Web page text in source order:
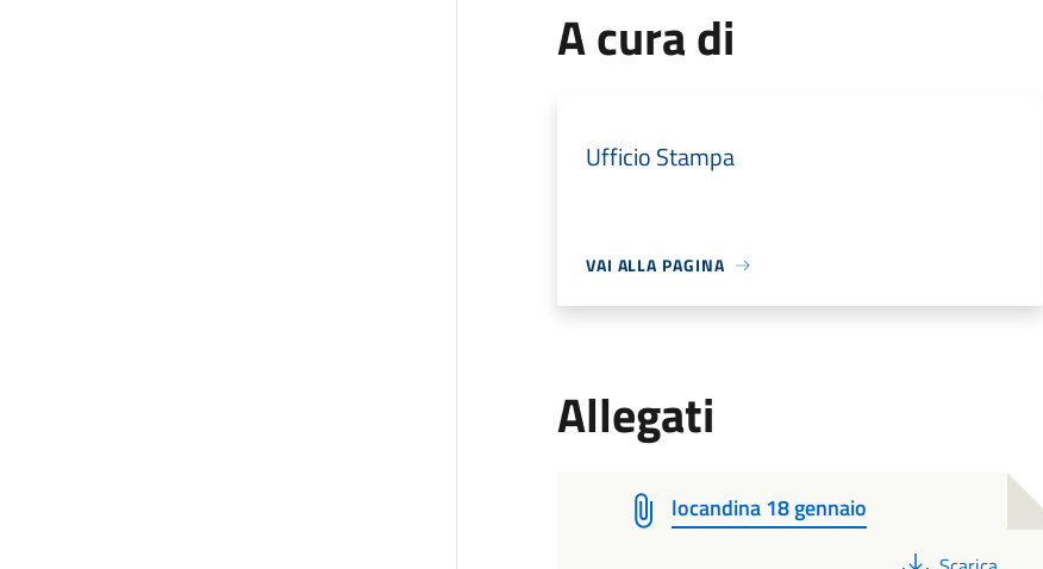
A cura di
Ufficio Stampa
VAI ALLA PAGINA
Allegati
locandina 18 gennaio
PDF